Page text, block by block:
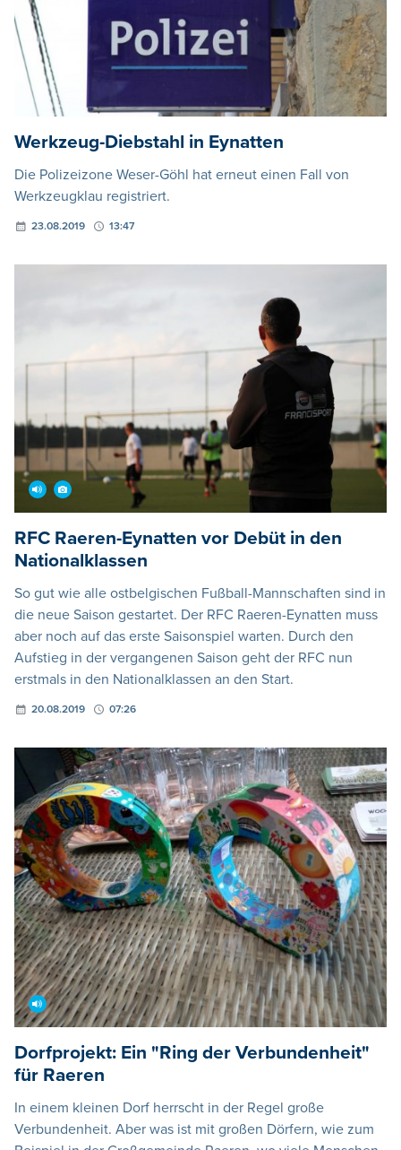
Werkzeug-Diebstahl in Eynatten
Die Polizeizone Weser-Göhl hat erneut einen Fall von
Werkzeugklau registriert.
23.08.2019 13:47
RFC Raeren-Eynatten vor Debüt in den
Nationalklassen
So gut wie alle ostbelgischen Fußball-Mannschaften sind in
die neue Saison gestartet. Der RFC Raeren-Eynatten muss
aber noch auf das erste Saisonspiel warten. Durch den
Aufstieg in der vergangenen Saison geht der RFC nun
erstmals in den Nationalklassen an den Start.
20.08.2019 07:26
Dorfprojekt: Ein "Ring der Verbundenheit"
für Raeren
In einem kleinen Dorf herrscht in der Regel große
Verbundenheit. Aber was ist mit großen Dörfern, wie zum